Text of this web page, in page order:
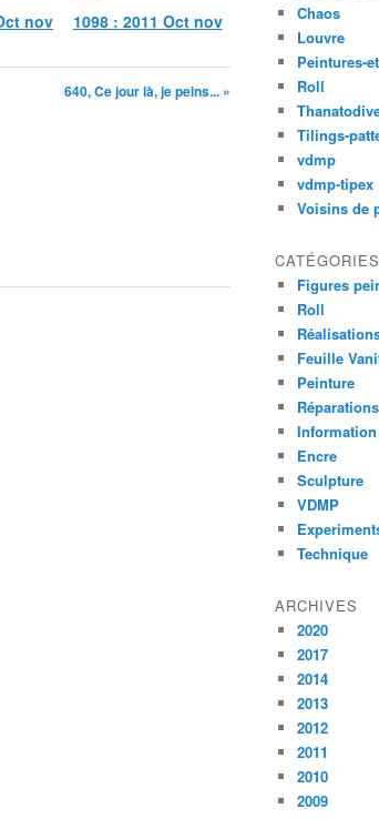
nov 1098 : 2011 Oct nov
640, Ce jour là, je peins... »
Chaos
Louvre
Peintures-
Roll
Tilings-
vdmp
vdmp-tipex
Voisins de
CATÉGORIES
Figures
Roll
Feuille
Peinture
Réparations
Information
Encre
Sculpture
VDMP
Technique
ARCHIVES
2020
2017
2014
2013
2012
2011
2010
2009